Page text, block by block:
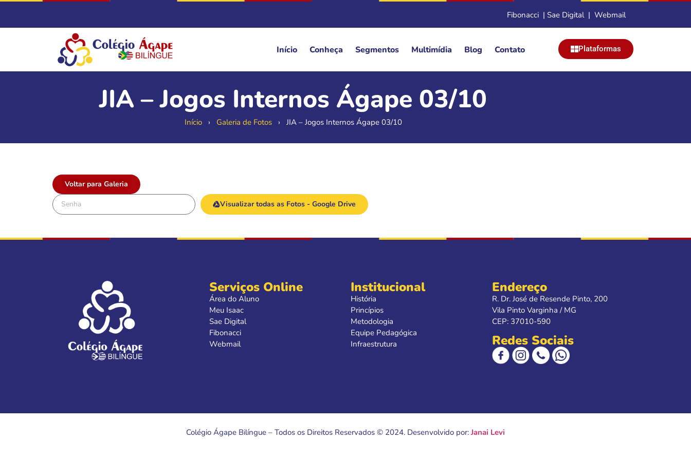
Fibonacci | Sae Digital| Webmail
Início Conheça Segmentos Multimídia Blog Contato Plataformas
JIA – Jogos Internos Ágape 03/10
Início› Galeria de Fotos› JIA – Jogos Internos Ágape 03/10
Voltar para Galeria
Visualizar todas as Fotos - Google Drive
Serviços Online
Área do Aluno
Meu Isaac
Sae Digital
Fibonacci
Webmail
Institucional
História
Princípios
Metodologia
Equipe Pedagógica
Infraestrutura
Endereço
R. Dr. José de Resende Pinto, 200
Vila Pinto Varginha / MG
CEP: 37010-590
Redes Sociais
Colégio Ágape Bilíngue – Todos os Direitos Reservados © 2024. Desenvolvido por: Janai Levi